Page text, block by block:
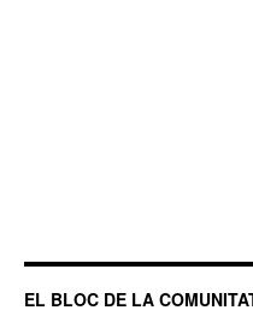
EL BLOC DE LA